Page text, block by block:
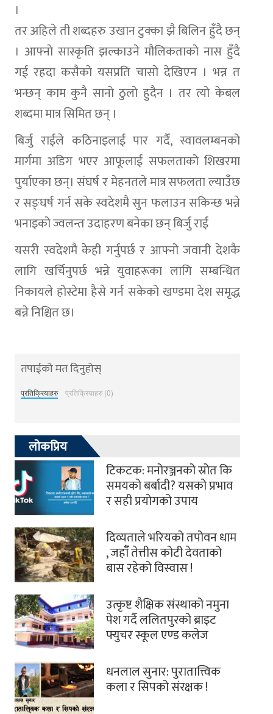
।
तर अहिले ती शब्दहरु उखान टुक्का झै बिलिन हुँदै छन्
। आफ्नाे सास्कृति झल्काउने माैलिकताकाे नास हुँदै
गई रहदा कसैकाे यसप्रति चासाे देखिएन । भन्न त
भन्छन् काम कुनै सानाे ठुलाे हुदैन । तर त्यो केबल
शब्दमा मात्र सिमित छन् ।
बिर्जु राईले कठिनाइलाई पार गर्दै, स्वावलम्बनको
मार्गमा अडिग भएर आफूलाई सफलताको शिखरमा
पुर्याएका छन्। संघर्ष र मेहनतले मात्र सफलता ल्याउँछ
र सङ्घर्ष गर्न सके स्वदेशमै सुन फलाउन सकिन्छ भन्ने
भनाइको ज्वलन्त उदाहरण बनेका छन् बिर्जु राई
यसरी स्वदेशमै केही गर्नुपर्छ र आफ्नो जवानी देशकै
लागि खर्चिनुपर्छ भन्ने युवाहरूका लागि सम्बन्धित
निकायले होस्टेमा हैसे गर्न सकेको खण्डमा देश समृद्ध
बन्ने निश्चित छ।
तपाईको मत दिनुहोस्
प्रतिक्रियाहरु प्रतिक्रियाहरु (0)
लोकप्रिय
टिकटक: मनोरञ्जनको स्रोत कि
समयको बर्बादी? यसको प्रभाव
र सही प्रयोगको उपाय
दिव्यताले भरियको तपोवन धाम
, जहाँँ तेत्तीस कोटी देवताको
बास रहेको विस्वास !
उत्कृष्ट शैक्षिक संस्थाको नमुना
पेश गर्दै ललितपुरको ब्राइट
फ्युचर स्कूल एण्ड कलेज
धनलाल सुनार: पुरातात्त्विक
कला र सिपको संरक्षक !